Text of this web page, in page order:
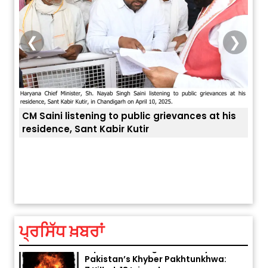
CM Saini listening to public grievances at his
residence, Sant Kabir Kutir
❮ ❯
ਪ੍ਰਸਿੱਧ ਖ਼ਬਰਾਂExplosion During Peace Rally in
Pakistan’s Khyber Pakhtunkhwa:
7 Killed, 18 Injured